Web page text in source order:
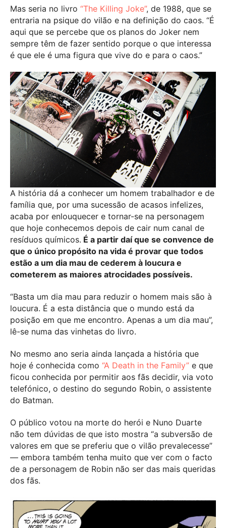
Mas seria no livro “The Killing Joke”, de 1988, que se
entraria na psique do vilão e na definição do caos. “É
aqui que se percebe que os planos do Joker nem
sempre têm de fazer sentido porque o que interessa
é que ele é uma figura que vive do e para o caos.”
A história dá a conhecer um homem trabalhador e de
família que, por uma sucessão de acasos infelizes,
acaba por enlouquecer e tornar-se na personagem
que hoje conhecemos depois de cair num canal de
resíduos químicos. É a partir daí que se convence de
que o único propósito na vida é provar que todos
estão a um dia mau de cederem à loucura e
cometerem as maiores atrocidades possíveis.
“Basta um dia mau para reduzir o homem mais são à
loucura. É a esta distância que o mundo está da
posição em que me encontro. Apenas a um dia mau”,
lê-se numa das vinhetas do livro.
No mesmo ano seria ainda lançada a história que
hoje é conhecida como “A Death in the Family” e que
ficou conhecida por permitir aos fãs decidir, via voto
telefónico, o destino do segundo Robin, o assistente
do Batman.
O público votou na morte do herói e Nuno Duarte
não tem dúvidas de que isto mostra “a subversão de
valores em que se preferiu que o vilão prevalecesse”
— embora também tenha muito que ver com o facto
de a personagem de Robin não ser das mais queridas
dos fãs.